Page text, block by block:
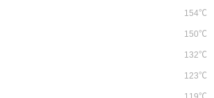
154℃
150℃
132℃
123℃